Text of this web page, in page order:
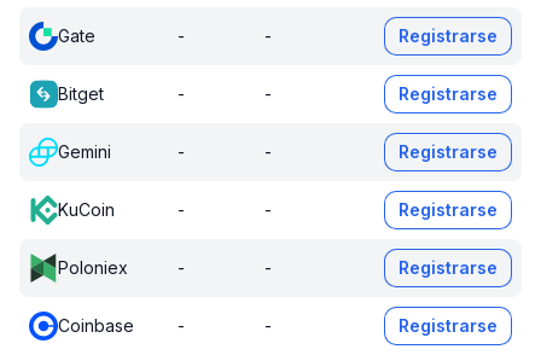
Gate - - Registrarse
Bitget - - Registrarse
Gemini - - Registrarse
KuCoin - - Registrarse
Poloniex - - Registrarse
Coinbase - - Registrarse